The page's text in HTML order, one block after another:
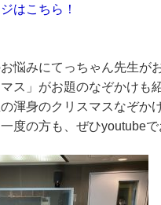
はこちら！
悩みにてっちゃん先生が
ス」がお題のなぞかけも
渾身のクリスマスなぞか
度の方も、ぜひyoutube